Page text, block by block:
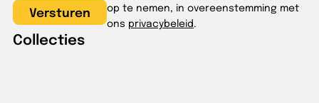
op te nemen, in overeenstemming met
ons privacybeleid.
Collecties